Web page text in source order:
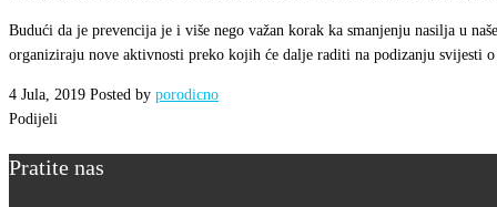
digitalnom
okruženju“
Budući da je prevencija je i više nego važan korak ka smanjenju nasilja u
organiziraju nove aktivnosti preko kojih će dalje raditi na podizanju svijesti
4 Jula, 2019 Posted by porodicno
Podijeli
Pratite nas